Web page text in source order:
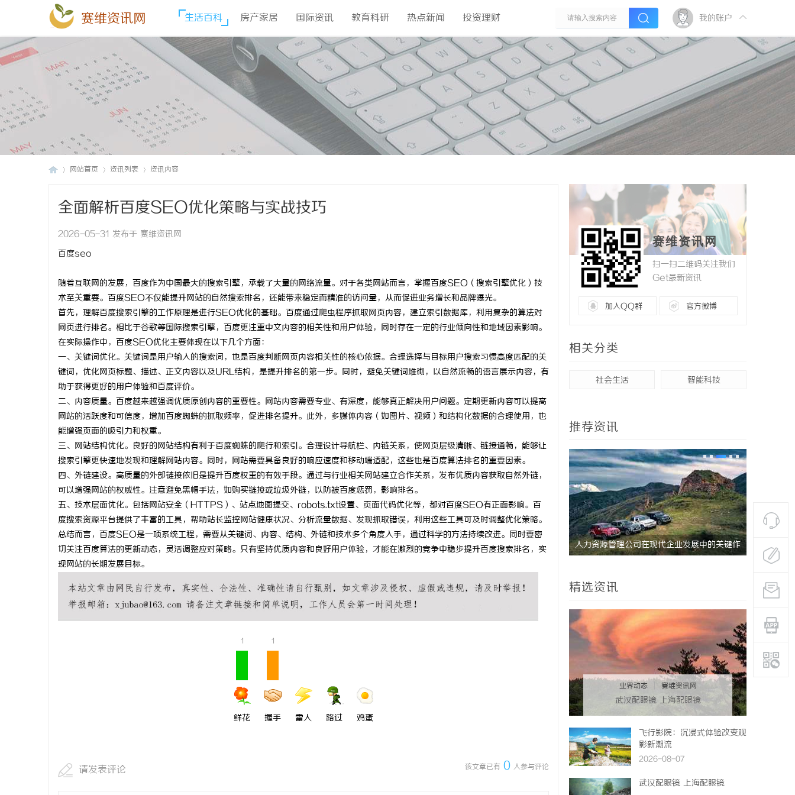
赛维资讯网 生活百科 房产家居 国际资讯 教育科研 热点新闻 投资理财 我的账户
网站首页 资讯列表 资讯内容
全面解析百度SEO优化策略与实战技巧
2026-05-31 发布于 赛维资讯网
百度seo
随着互联网的发展，百度作为中国最大的搜索引擎，承载了大量的网络流量。对于各类网站而言，掌握百度SEO（搜索引擎优化）技
术至关重要。百度SEO不仅能提升网站的自然搜索排名，还能带来稳定而精准的访问量，从而促进业务增长和品牌曝光。
首先，理解百度搜索引擎的工作原理是进行SEO优化的基础。百度通过爬虫程序抓取网页内容，建立索引数据库，利用复杂的算法对
网页进行排名。相比于谷歌等国际搜索引擎，百度更注重中文内容的相关性和用户体验，同时存在一定的行业倾向性和地域因素影响。
在实际操作中，百度SEO优化主要体现在以下几个方面：
一、关键词优化。关键词是用户输入的搜索词，也是百度判断网页内容相关性的核心依据。合理选择与目标用户搜索习惯高度匹配的关
键词，优化网页标题、描述、正文内容以及URL结构，是提升排名的第一步。同时，避免关键词堆砌，以自然流畅的语言展示内容，有
助于获得更好的用户体验和百度评价。
二、内容质量。百度越来越强调优质原创内容的重要性。网站内容需要专业、有深度，能够真正解决用户问题。定期更新内容可以提高
网站的活跃度和可信度，增加百度蜘蛛的抓取频率，促进排名提升。此外，多媒体内容（如图片、视频）和结构化数据的合理使用，也
能增强页面的吸引力和权重。
三、网站结构优化。良好的网站结构有利于百度蜘蛛的爬行和索引。合理设计导航栏、内链关系，使网页层级清晰、链接通畅，能够让
搜索引擎更快速地发现和理解网站内容。同时，网站需要具备良好的响应速度和移动端适配，这些也是百度算法排名的重要因素。
四、外链建设。高质量的外部链接依旧是提升百度权重的有效手段。通过与行业相关网站建立合作关系，发布优质内容获取自然外链，
可以增强网站的权威性。注意避免黑帽手法，如购买链接或垃圾外链，以防被百度惩罚，影响排名。
五、技术层面优化。包括网站安全（HTTPS）、站点地图提交、robots.txt设置、页面代码优化等，都对百度SEO有正面影响。百
度搜索资源平台提供了丰富的工具，帮助站长监控网站健康状况、分析流量数据、发现抓取错误，利用这些工具可及时调整优化策略。
总结而言，百度SEO是一项系统工程，需要从关键词、内容、结构、外链和技术多个角度入手，通过科学的方法持续改进。同时要密
切关注百度算法的更新动态，灵活调整应对策略。只有坚持优质内容和良好用户体验，才能在激烈的竞争中稳步提升百度搜索排名，实
现网站的长期发展目标。
1
鲜花
1
握手 雷人 路过 鸡蛋
该文章已有 0 人参与评论
请发表评论
赛维资讯网
扫一扫二维码关注我们
Get最新资讯
加入QQ群 官方微博
相关分类
社会生活 智能科技
推荐资讯
贝净 AC 国际医疗实验室，标准化研发体系
全解析
利星能联合阿里云发布全球首个分布式算电协 人力资源管理公司在现代企业发展中的关键作 全面解析电棍购买网站选择及使用指南，保障 LAVIDA
精选资讯
业界动态 赛维资讯网
武汉配眼镜 上海配眼镜
飞行影院：沉浸式体验改变观
影新潮流
2026-08-07
武汉配眼镜 上海配眼镜